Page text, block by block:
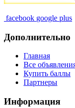
facebook google plus
Дополнительно
Главная
Все
Купить баллы
Партнеры
Информация